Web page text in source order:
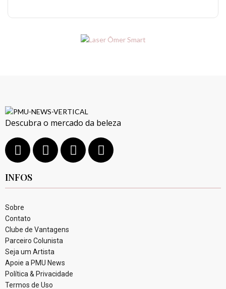
Descubra o mercado da beleza
INFOS
Sobre
Contato
Clube de Vantagens
Parceiro Colunista
Seja um Artista
Apoie a PMU News
Política & Privacidade
Termos de Uso